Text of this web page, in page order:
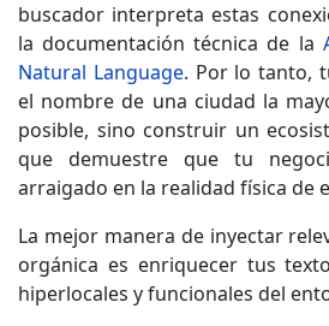
buscador interpreta estas
la documentación técnica de la
Natural Language. Por lo tanto,
el nombre de una ciudad la
posible, sino construir un
que demuestre que tu
arraigado en la realidad física de
La mejor manera de inyectar
orgánica es enriquecer tus
hiperlocales y funcionales del